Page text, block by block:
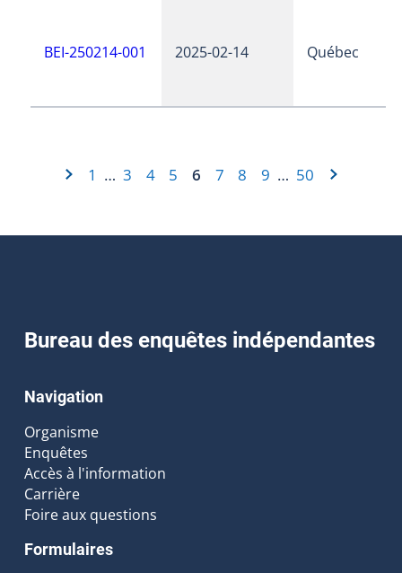
BEI-250214-001 2025-02-14 Québec
1 … 3 4 5 6 7 8 9 … 50
Bureau des enquêtes indépendantes
Navigation
Organisme
Enquêtes
Accès à l'information
Carrière
Foire aux questions
Formulaires